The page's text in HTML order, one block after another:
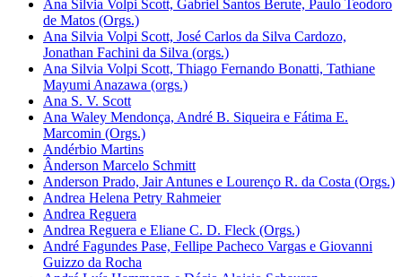
Ana Silvia Volpi Scott, Gabriel Santos Berute, Paulo Teodoro
de Matos (Orgs.)
Ana Silvia Volpi Scott, José Carlos da Silva Cardozo,
Jonathan Fachini da Silva (orgs.)
Ana Silvia Volpi Scott, Thiago Fernando Bonatti, Tathiane
Mayumi Anazawa (orgs.)
Ana S. V. Scott
Ana Waley Mendonça, André B. Siqueira e Fátima E.
Marcomin (Orgs.)
Andérbio Martins
Ânderson Marcelo Schmitt
Anderson Prado, Jair Antunes e Lourenço R. da Costa (Orgs.)
Andrea Helena Petry Rahmeier
Andrea Reguera
Andrea Reguera e Eliane C. D. Fleck (Orgs.)
André Fagundes Pase, Fellipe Pacheco Vargas e Giovanni
Guizzo da Rocha